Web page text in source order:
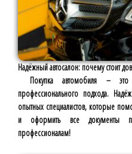
Надёжный автосалон: почему стоит
Покупка автомобиля –
профессионального подхода.
опытных специалистов, которые
и оформить все документы
профессионалам!